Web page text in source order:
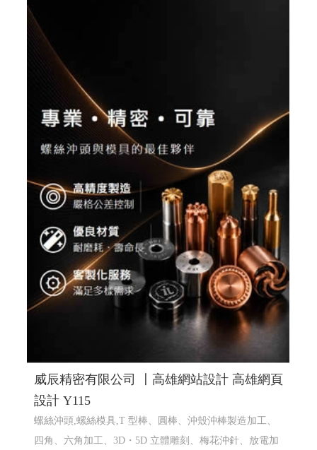
威辰精密有限公司 〡高雄網站設計 高雄網頁
設計 Y115
螺絲沖頭,螺絲模具,T 型棒、圓棒、沖殼沖棒製造加工、
四角、六角加工、3D・5D 立體雕刻、梅花沖針、放電加